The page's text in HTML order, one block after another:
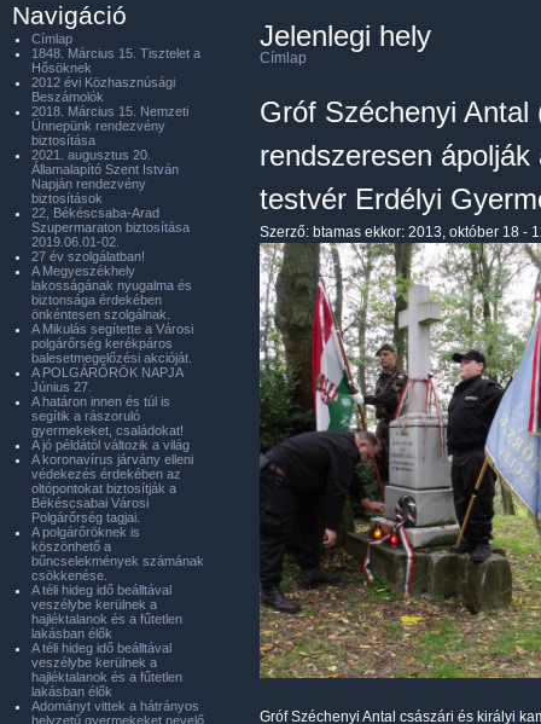
Jelenlegi hely
Címlap
Gróf Széchenyi
rendszeresen
testvér Erdélyi
Szerző: btamas ekkor: 2013, október 18 -
Gróf Széchenyi Antal császári és királyi
Navigáció
Címlap
1848. Március 15. Tisztelet a
Hősöknek
2012 évi Közhasznúsági
Beszámolók
2018. Március 15. Nemzeti
Ünnepünk rendezvény
biztosítása
2021. augusztus 20.
Államalapító Szent István
Napján rendezvény
biztosítások
22, Békéscsaba-Arad
Szupermaraton biztosítása
2019.06.01-02.
27 év szolgálatban!
A Megyeszékhely
lakosságának nyugalma és
biztonsága érdekében
önkéntesen szolgálnak.
A Mikulás segítette a Városi
polgárőrség kerékpáros
balesetmegelőzési akcióját.
A POLGÁRŐRÖK NAPJA
Június 27.
A határon innen és túl is
segítik a rászoruló
gyermekeket, családokat!
A jó példától változik a világ
A koronavírus járvány elleni
védekezés érdekében az
oltópontokat biztosítják a
Békéscsabai Városi
Polgárőrség tagjai.
A polgárőröknek is
köszönhető a
bűncselekmények számának
csökkenése.
A téli hideg idő beálltával
veszélybe kerülnek a
hajléktalanok és a fűtetlen
lakásban élők
A téli hideg idő beálltával
veszélybe kerülnek a
hajléktalanok és a fűtetlen
lakásban élők
Adományt vittek a hátrányos
helyzetű gyermekeket nevelő